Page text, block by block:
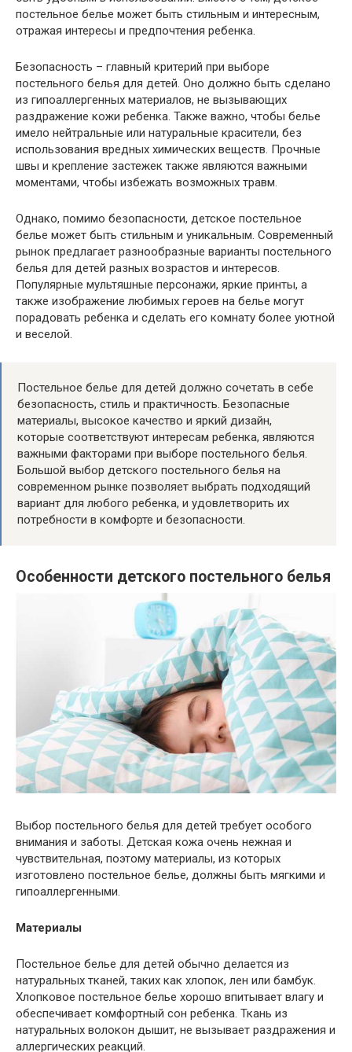
постельное белье может быть стильным и интересным,
отражая интересы и предпочтения ребенка.
Безопасность – главный критерий при выборе
постельного белья для детей. Оно должно быть сделано
из гипоаллергенных материалов, не вызывающих
раздражение кожи ребенка. Также важно, чтобы белье
имело нейтральные или натуральные красители, без
использования вредных химических веществ. Прочные
швы и крепление застежек также являются важными
моментами, чтобы избежать возможных травм.
Однако, помимо безопасности, детское постельное
белье может быть стильным и уникальным. Современный
рынок предлагает разнообразные варианты постельного
белья для детей разных возрастов и интересов.
Популярные мультяшные персонажи, яркие принты, а
также изображение любимых героев на белье могут
порадовать ребенка и сделать его комнату более уютной
и веселой.
Постельное белье для детей должно сочетать в себе
безопасность, стиль и практичность. Безопасные
материалы, высокое качество и яркий дизайн,
которые соответствуют интересам ребенка, являются
важными факторами при выборе постельного белья.
Большой выбор детского постельного белья на
современном рынке позволяет выбрать подходящий
вариант для любого ребенка, и удовлетворить их
потребности в комфорте и безопасности.
Особенности детского постельного белья
Выбор постельного белья для детей требует особого
внимания и заботы. Детская кожа очень нежная и
чувствительная, поэтому материалы, из которых
изготовлено постельное белье, должны быть мягкими и
гипоаллергенными.
Материалы
Постельное белье для детей обычно делается из
натуральных тканей, таких как хлопок, лен или бамбук.
Хлопковое постельное белье хорошо впитывает влагу и
обеспечивает комфортный сон ребенка. Ткань из
натуральных волокон дышит, не вызывает раздражения и
аллергических реакций.